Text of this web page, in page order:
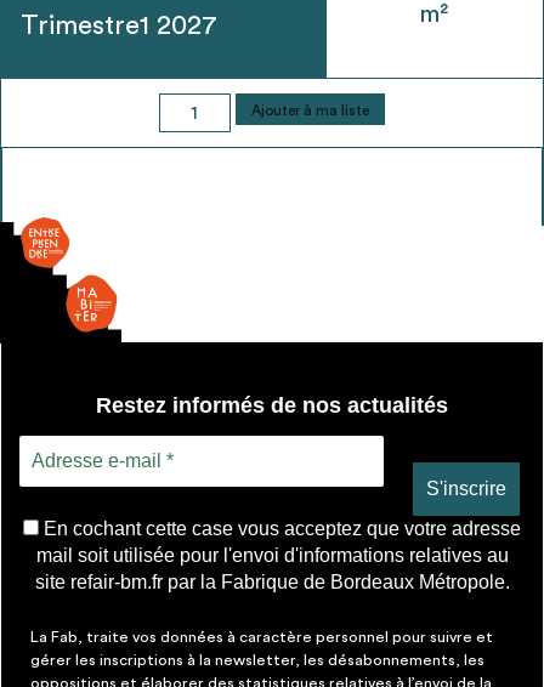
Trimestre1 2027 m²
quantité
de
Ajouter à ma liste
Restez informés de nos actualités
En cochant cette case vous acceptez que votre adresse
mail soit utilisée pour l'envoi d'informations relatives au
site refair-bm.fr par la Fabrique de Bordeaux Métropole.
La Fab, traite vos données à caractère personnel pour suivre et
gérer les inscriptions à la newsletter, les désabonnements, les
oppositions et élaborer des statistiques relatives à l’envoi de la